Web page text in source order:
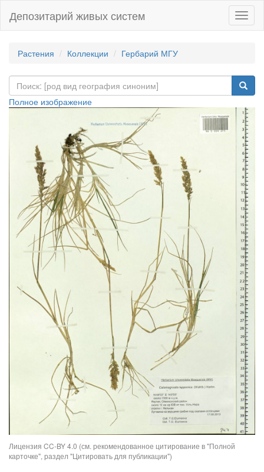
Депозитарий живых систем
Растения Коллекции Гербарий МГУ
Полное изображение
Лицензия CC-BY 4.0 (см. рекомендованное цитирование в "Полной
карточке", раздел "Цитировать для публикации")